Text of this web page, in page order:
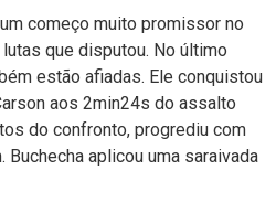
começo muito promissor no
que disputou. No último
estão afiadas. Ele conquistou
aos 2min24s do assalto
do confronto, progrediu com
aplicou uma saraivada